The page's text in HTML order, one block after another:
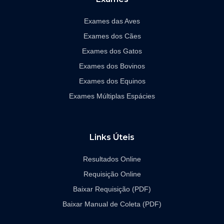
Exames das Aves
Exames dos Cães
Exames dos Gatos
Exames dos Bovinos
Exames dos Equinos
Exames Múltiplas Espácies
Links Úteis
Resultados Online
Requisição Online
Baixar Requisição (PDF)
Baixar Manual de Coleta (PDF)